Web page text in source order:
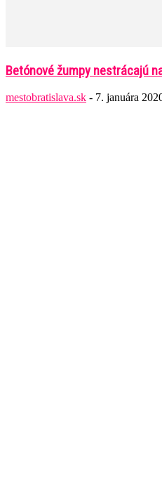
Betónové žumpy nestrácajú
mestobratislava.sk - 7. januára